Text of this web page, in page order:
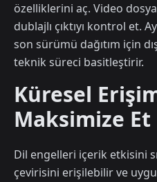
özelliklerini aç. Video
dublajlı çıktıyı kontrol et.
son sürümü dağıtım için
teknik süreci basitleştirir.
Küresel
Maksimize Et
Dil engelleri içerik etkisini
çevirisini erişilebilir ve